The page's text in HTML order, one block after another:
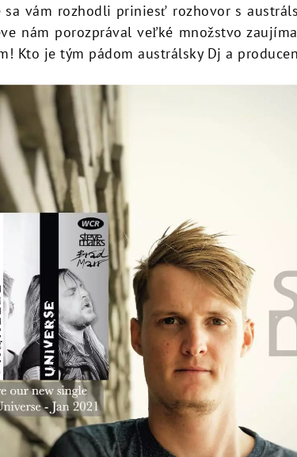
sa vám rozhodli priniesť rozhovor s
nám porozprával veľké množstvo
Kto je tým pádom austrálsky Dj a